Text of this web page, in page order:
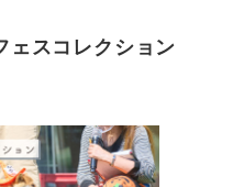
ェスコレクション